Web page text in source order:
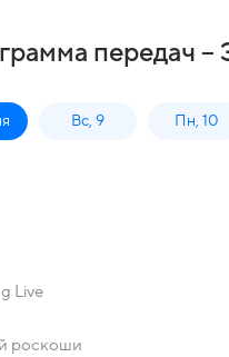
передач –
Вс, 9 Пн, 10
Live
роскоши